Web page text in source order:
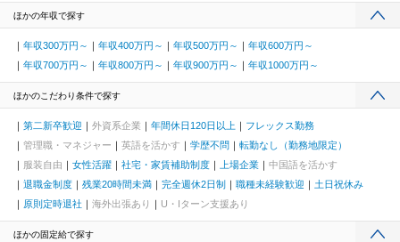
ほかの年収で探す
年収300万円～ 年収400万円～ 年収500万円～
年収600万円～
年収700万円～
年収800万円～ 年収900万円～ 年収1000万円～
ほかのこだわり条件で探す
第二新卒歓迎 外資系企業 年間休日120日以上
フレックス勤務
管理職・マネジャー
英語を活かす 学歴不問
転勤なし（勤務地限定）
服装自由
女性活躍 社宅・家賃補助制度 上場企業
中国語を活かす
退職金制度
残業20時間未満 完全週休2日制 職種未経験歓迎
土日祝休み
原則定時退社
海外出張あり U・Iターン支援あり
ほかの固定給で探す